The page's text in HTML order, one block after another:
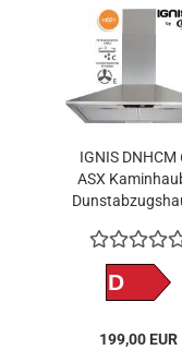
IGNIS DNHCM
ASX
Kopffreihaube
mit
D
199,00 EUR